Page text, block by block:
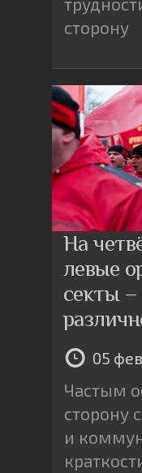
сторону
На
левые
секты
05
Частым
сторону
и